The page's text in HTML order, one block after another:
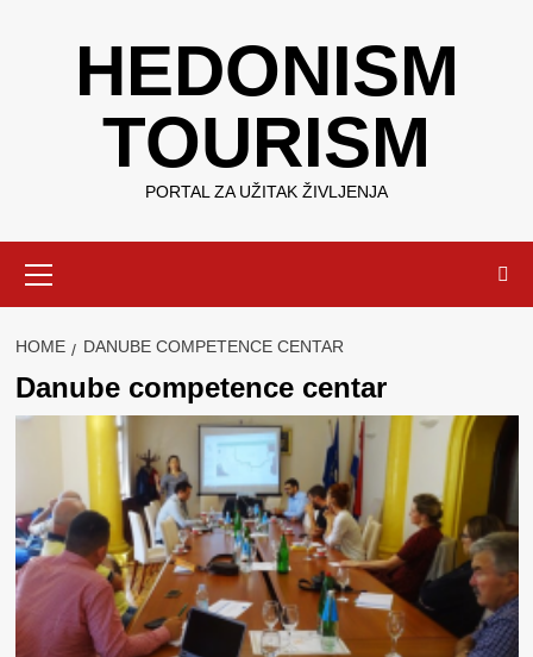
HEDONISM
TOURISM
PORTAL ZA UŽITAK ŽIVLJENJA
Menu
HOME DANUBE COMPETENCE CENTAR
Danube competence centar